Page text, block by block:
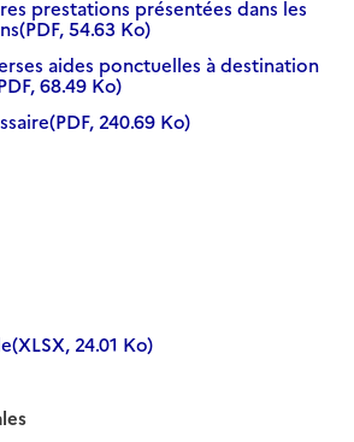
prestations présentées dans les
54.63 Ko)
aides ponctuelles à destination
68.49 Ko)
240.69 Ko)
24.01 Ko)